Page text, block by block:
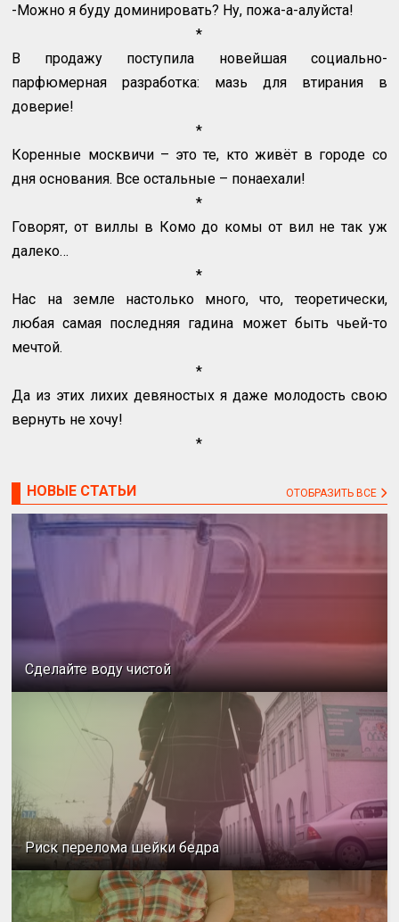
-Можно я буду доминировать? Ну, пожа-а-алуйста!
*
В продажу поступила новейшая социально-
парфюмерная разработка: мазь для втирания в
доверие!
*
Коренные москвичи – это те, кто живёт в городе со
дня основания. Все остальные – понаехали!
*
Говорят, от виллы в Комо до комы от вил не так уж
далеко…
*
Нас на земле настолько много, что, теоретически,
любая самая последняя гадина может быть чьей-то
мечтой.
*
Да из этих лихих девяностых я даже молодость свою
вернуть не хочу!
*
НОВЫЕ СТАТЬИ ОТОБРАЗИТЬ ВСЕ
Сделайте воду чистой
Риск перелома шейки бедра